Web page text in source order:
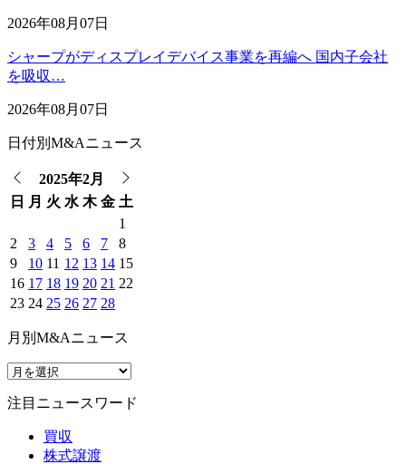
2026年08月07日
シャープがディスプレイデバイス事業を再編へ 国内子会社
を吸収…
2026年08月07日
日付別M&Aニュース
2025年2月
日
月 火 水 木 金 土
1
2
3 4 5 6 7
8
9
10 11 12 13 14 15
16 17 18 19 20 21 22
23 24 25 26 27 28
月別M&Aニュース
注目ニュースワード
買収
株式譲渡